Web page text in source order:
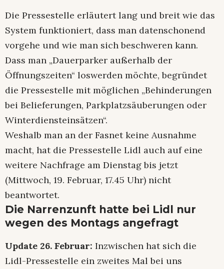
Die Pressestelle erläutert lang und breit wie das
System funktioniert, dass man datenschonend
vorgehe und wie man sich beschweren kann.
Dass man „Dauerparker außerhalb der
Öffnungszeiten“ loswerden möchte, begründet
die Pressestelle mit möglichen „Behinderungen
bei Belieferungen, Parkplatzsäuberungen oder
Winterdiensteinsätzen“.
Weshalb man an der Fasnet keine Ausnahme
macht, hat die Pressestelle Lidl auch auf eine
weitere Nachfrage am Dienstag bis jetzt
(Mittwoch, 19. Februar, 17.45 Uhr) nicht
beantwortet.
Die Narrenzunft hatte bei Lidl nur
wegen des Montags angefragt
Update 26. Februar: Inzwischen hat sich die
Lidl-Pressestelle ein zweites Mal bei uns